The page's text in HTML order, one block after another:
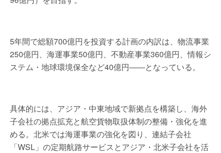
5年間で総額700億円を投資する計画の内訳は、物流事業
250億円、海運事業50億円、不動産事業360億円、情報シ
ステム・地球環境保全など40億円――となっている。
具体的には、アジア・中東地域で新拠点を構築し、海外
子会社の拠点拡充と航空貨物取扱体制の整備・強化を進
める。北米では海運事業の強化を図り、連結子会社
「WSL」の定期航路サービスとアジア・北米子会社を活